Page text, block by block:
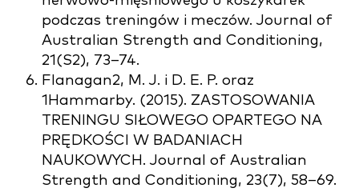
podczas treningów i meczów. Journal of
Australian Strength and Conditioning,
21(S2), 73–74.
Flanagan2, M. J. i D. E. P. oraz
1Hammarby. (2015). ZASTOSOWANIA
TRENINGU SIŁOWEGO OPARTEGO NA
PRĘDKOŚCI W BADANIACH
NAUKOWYCH. Journal of Australian
Strength and Conditioning, 23(7), 58–69.